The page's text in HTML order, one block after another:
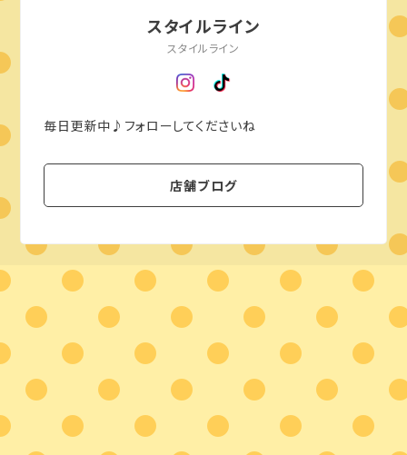
スタイルライン
スタイルライン
毎日更新中♪フォローしてくださいね
店舗ブログ